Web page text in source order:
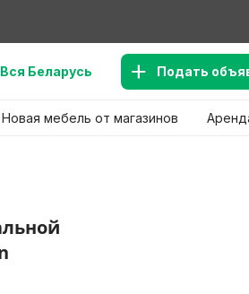
Вся Беларусь Подать
Новая мебель от магазинов